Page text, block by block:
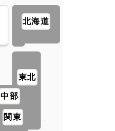
北海道
東北
関東
中部